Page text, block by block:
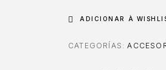
ADICIONAR À
CATEGORÍAS: